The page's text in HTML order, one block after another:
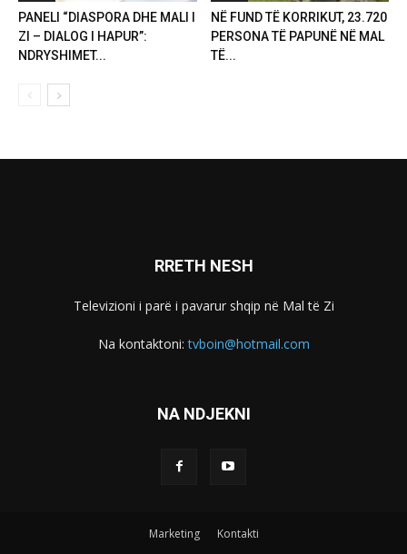
PANELI “DIASPORA DHE MALI I
ZI – DIALOG I HAPUR”:
NDRYSHIMET...
NË FUND TË KORRIKUT, 23.720
PERSONA TË PAPUNË NË MAL
TË...
RRETH NESH
Televizioni i parë i pavarur shqip në Mal të Zi
Na kontaktoni:tvboin@hotmail.com
NA NDJEKNI
Marketing Kontakti